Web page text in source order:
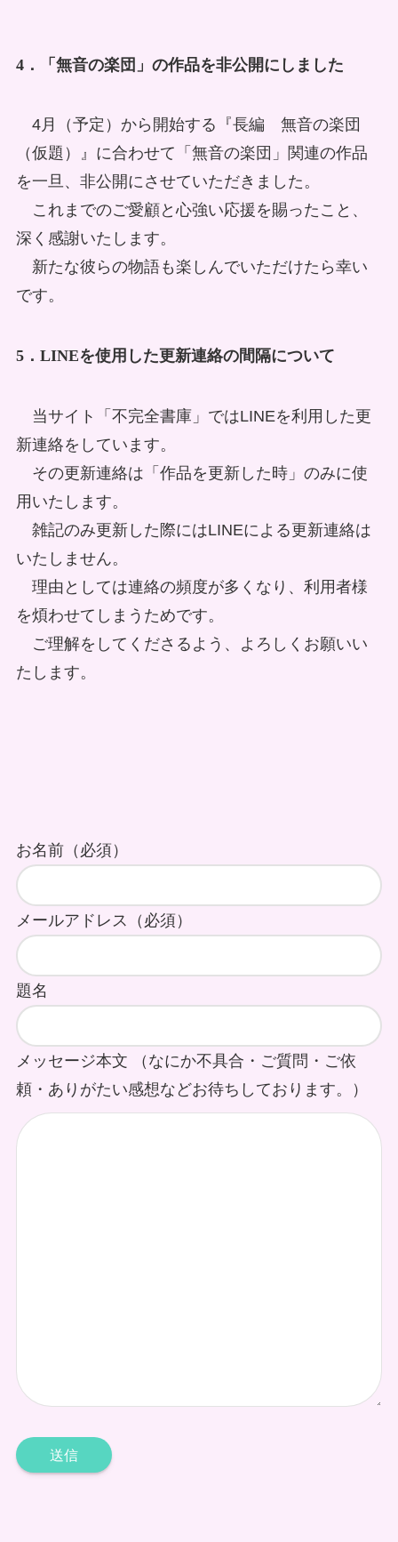
4．「無音の楽団」の作品を非公開にしました
4月（予定）から開始する『長編 無音の楽団
（仮題）』に合わせて「無音の楽団」関連の作品
を一旦、非公開にさせていただきました。
これまでのご愛顧と心強い応援を賜ったこと、
深く感謝いたします。
新たな彼らの物語も楽しんでいただけたら幸い
です。
5．LINEを使用した更新連絡の間隔について
当サイト「不完全書庫」ではLINEを利用した更
新連絡をしています。
その更新連絡は「作品を更新した時」のみに使
用いたします。
雑記のみ更新した際にはLINEによる更新連絡は
いたしません。
理由としては連絡の頻度が多くなり、利用者様
を煩わせてしまうためです。
ご理解をしてくださるよう、よろしくお願いい
たします。
お名前（必須）
メールアドレス（必須）
題名
メッセージ本文 （なにか不具合・ご質問・ご依
頼・ありがたい感想などお待ちしております。）